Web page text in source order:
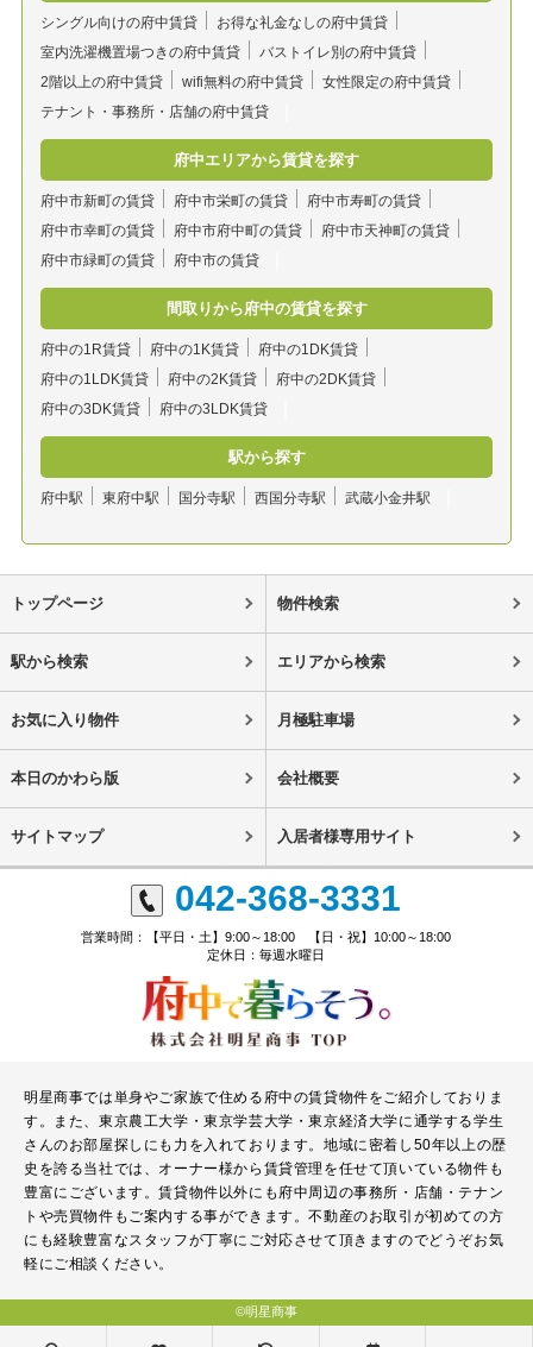
シングル向けの府中賃貸
お得な礼金なしの府中賃貸
室内洗濯機置場つきの府中賃貸
バストイレ別の府中賃貸
2階以上の府中賃貸
wifi無料の府中賃貸
女性限定の府中賃貸
テナント・事務所・店舗の府中賃貸
府中エリアから賃貸を探す
府中市新町の賃貸 府中市栄町の賃貸
府中市寿町の賃貸
府中市幸町の賃貸
府中市府中町の賃貸
府中市天神町の賃貸
府中市緑町の賃貸
府中市の賃貸
間取りから府中の賃貸を探す
府中の1R賃貸 府中の1K賃貸
府中の1DK賃貸
府中の1LDK賃貸
府中の2K賃貸
府中の2DK賃貸
府中の3DK賃貸
府中の3LDK賃貸
駅から探す
府中駅 東府中駅 国分寺駅 西国分寺駅 武蔵小金井駅
トップページ 物件検索
駅から検索 エリアから検索
お気に入り物件 月極駐車場
本日のかわら版 会社概要
サイトマップ 入居者様専用サイト
042-368-3331
営業時間：【平日・土】9:00～18:00 【日・祝】10:00～18:00
定休日：毎週水曜日
明星商事では単身やご家族で住める府中の賃貸物件をご紹介しておりま
す。また、東京農工大学・東京学芸大学・東京経済大学に通学する学生
さんのお部屋探しにも力を入れております。地域に密着し50年以上の歴
史を誇る当社では、オーナー様から賃貸管理を任せて頂いている物件も
豊富にございます。賃貸物件以外にも府中周辺の事務所・店舗・テナン
トや売買物件もご案内する事ができます。不動産のお取引が初めての方
にも経験豊富なスタッフが丁寧にご対応させて頂きますのでどうぞお気
軽にご相談ください。
©明星商事